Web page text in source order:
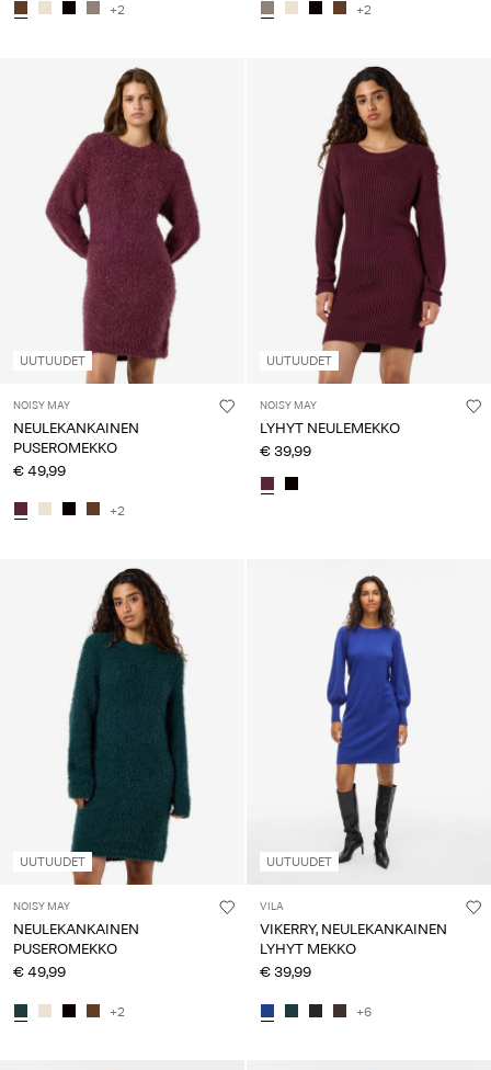
+2 +2
UUTUUDET
NOISY MAY
NEULEKANKAINEN
PUSEROMEKKO
€ 49,99
+2
UUTUUDET
NOISY MAY
LYHYT NEULEMEKKO
€ 39,99
UUTUUDET
NOISY MAY
NEULEKANKAINEN
PUSEROMEKKO
€ 49,99
+2
UUTUUDET
VILA
VIKERRY, NEULEKANKAINEN
LYHYT MEKKO
€ 39,99
+6